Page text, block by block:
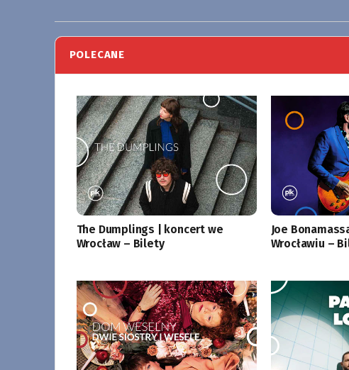
POLECANE
The Dumplings | koncert we
Wrocław – Bilety
Joe
Wrocławiu –